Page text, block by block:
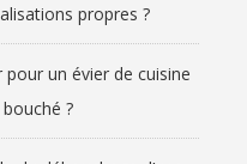
propres ?
un évier de cuisine
?